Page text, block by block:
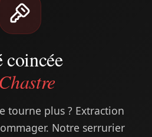
coincée
tourne plus ? Extraction
Notre serrurier